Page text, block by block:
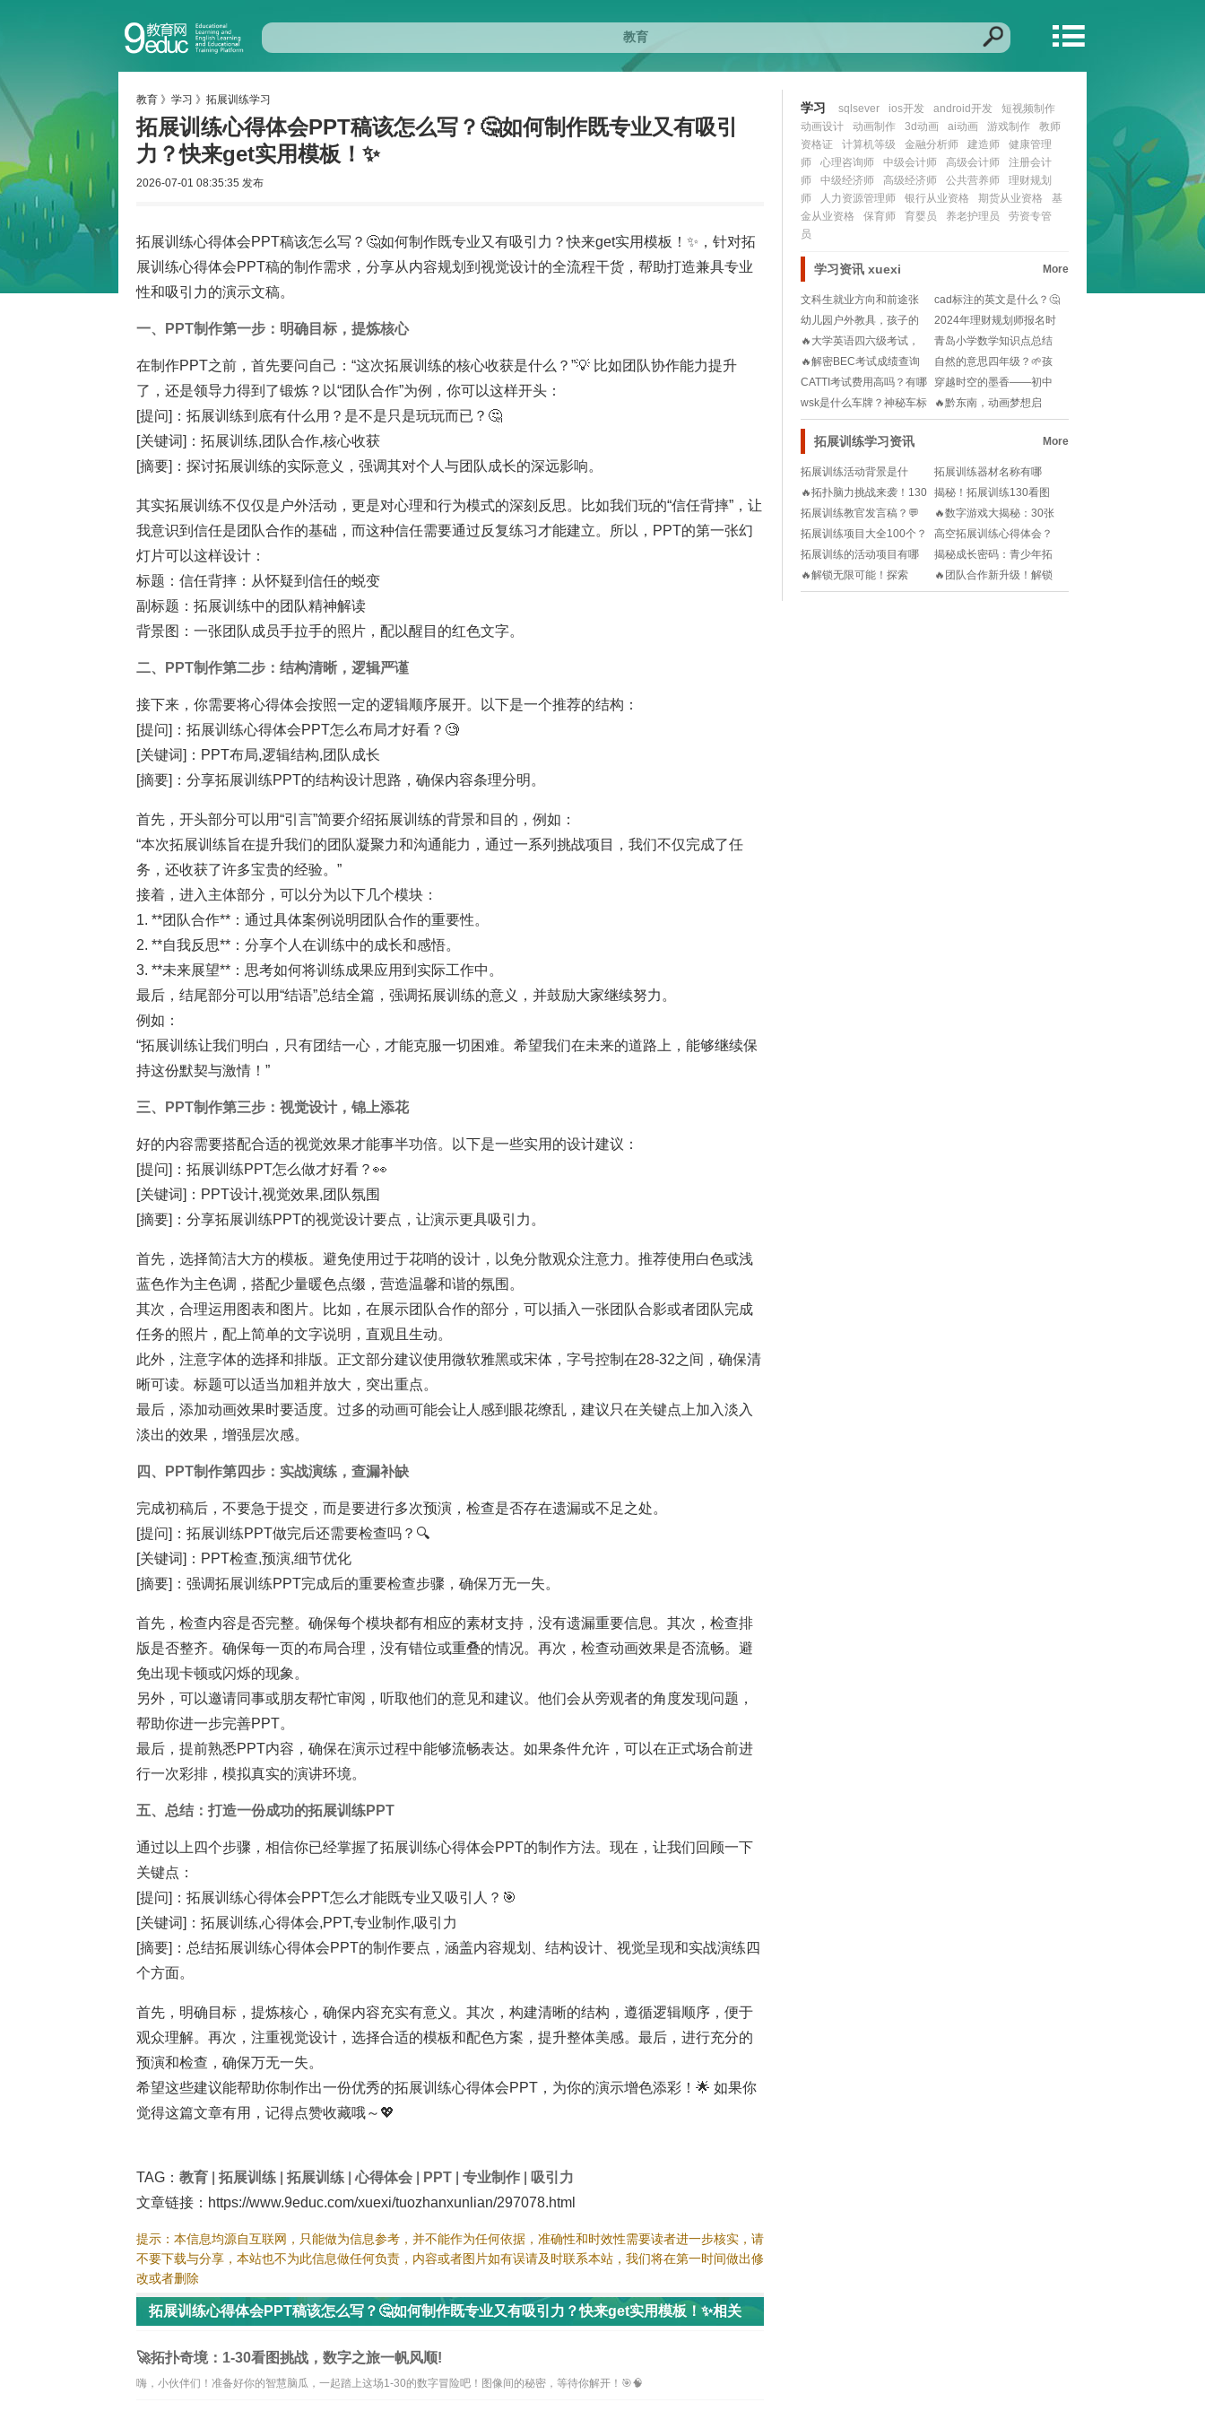
教育 》 学习 》 拓展训练学习
拓展训练心得体会PPT稿该怎么写？🤔如何制作既专业又有吸引
力？快来get实用模板！✨
2026-07-01 08:35:35 发布
拓展训练心得体会PPT稿该怎么写？🤔如何制作既专业又有吸引力？快来get实用模板！✨，针对拓
展训练心得体会PPT稿的制作需求，分享从内容规划到视觉设计的全流程干货，帮助打造兼具专业
性和吸引力的演示文稿。
一、PPT制作第一步：明确目标，提炼核心
在制作PPT之前，首先要问自己：“这次拓展训练的核心收获是什么？”💡 比如团队协作能力提升
了，还是领导力得到了锻炼？以“团队合作”为例，你可以这样开头：
[提问]：拓展训练到底有什么用？是不是只是玩玩而已？🤔
[关键词]：拓展训练,团队合作,核心收获
[摘要]：探讨拓展训练的实际意义，强调其对个人与团队成长的深远影响。
其实拓展训练不仅仅是户外活动，更是对心理和行为模式的深刻反思。比如我们玩的“信任背摔”，让
我意识到信任是团队合作的基础，而这种信任需要通过反复练习才能建立。所以，PPT的第一张幻
灯片可以这样设计：
标题：信任背摔：从怀疑到信任的蜕变
副标题：拓展训练中的团队精神解读
背景图：一张团队成员手拉手的照片，配以醒目的红色文字。
二、PPT制作第二步：结构清晰，逻辑严谨
接下来，你需要将心得体会按照一定的逻辑顺序展开。以下是一个推荐的结构：
[提问]：拓展训练心得体会PPT怎么布局才好看？🧐
[关键词]：PPT布局,逻辑结构,团队成长
[摘要]：分享拓展训练PPT的结构设计思路，确保内容条理分明。
首先，开头部分可以用“引言”简要介绍拓展训练的背景和目的，例如：
“本次拓展训练旨在提升我们的团队凝聚力和沟通能力，通过一系列挑战项目，我们不仅完成了任
务，还收获了许多宝贵的经验。”
接着，进入主体部分，可以分为以下几个模块：
1. **团队合作**：通过具体案例说明团队合作的重要性。
2. **自我反思**：分享个人在训练中的成长和感悟。
3. **未来展望**：思考如何将训练成果应用到实际工作中。
最后，结尾部分可以用“结语”总结全篇，强调拓展训练的意义，并鼓励大家继续努力。
例如：
“拓展训练让我们明白，只有团结一心，才能克服一切困难。希望我们在未来的道路上，能够继续保
持这份默契与激情！”
三、PPT制作第三步：视觉设计，锦上添花
好的内容需要搭配合适的视觉效果才能事半功倍。以下是一些实用的设计建议：
[提问]：拓展训练PPT怎么做才好看？👀
[关键词]：PPT设计,视觉效果,团队氛围
[摘要]：分享拓展训练PPT的视觉设计要点，让演示更具吸引力。
首先，选择简洁大方的模板。避免使用过于花哨的设计，以免分散观众注意力。推荐使用白色或浅
蓝色作为主色调，搭配少量暖色点缀，营造温馨和谐的氛围。
其次，合理运用图表和图片。比如，在展示团队合作的部分，可以插入一张团队合影或者团队完成
任务的照片，配上简单的文字说明，直观且生动。
此外，注意字体的选择和排版。正文部分建议使用微软雅黑或宋体，字号控制在28-32之间，确保清
晰可读。标题可以适当加粗并放大，突出重点。
最后，添加动画效果时要适度。过多的动画可能会让人感到眼花缭乱，建议只在关键点上加入淡入
淡出的效果，增强层次感。
四、PPT制作第四步：实战演练，查漏补缺
完成初稿后，不要急于提交，而是要进行多次预演，检查是否存在遗漏或不足之处。
[提问]：拓展训练PPT做完后还需要检查吗？🔍
[关键词]：PPT检查,预演,细节优化
[摘要]：强调拓展训练PPT完成后的重要检查步骤，确保万无一失。
首先，检查内容是否完整。确保每个模块都有相应的素材支持，没有遗漏重要信息。其次，检查排
版是否整齐。确保每一页的布局合理，没有错位或重叠的情况。再次，检查动画效果是否流畅。避
免出现卡顿或闪烁的现象。
另外，可以邀请同事或朋友帮忙审阅，听取他们的意见和建议。他们会从旁观者的角度发现问题，
帮助你进一步完善PPT。
最后，提前熟悉PPT内容，确保在演示过程中能够流畅表达。如果条件允许，可以在正式场合前进
行一次彩排，模拟真实的演讲环境。
五、总结：打造一份成功的拓展训练PPT
通过以上四个步骤，相信你已经掌握了拓展训练心得体会PPT的制作方法。现在，让我们回顾一下
关键点：
[提问]：拓展训练心得体会PPT怎么才能既专业又吸引人？🎯
[关键词]：拓展训练,心得体会,PPT,专业制作,吸引力
[摘要]：总结拓展训练心得体会PPT的制作要点，涵盖内容规划、结构设计、视觉呈现和实战演练四
个方面。
首先，明确目标，提炼核心，确保内容充实有意义。其次，构建清晰的结构，遵循逻辑顺序，便于
观众理解。再次，注重视觉设计，选择合适的模板和配色方案，提升整体美感。最后，进行充分的
预演和检查，确保万无一失。
希望这些建议能帮助你制作出一份优秀的拓展训练心得体会PPT，为你的演示增色添彩！🌟 如果你
觉得这篇文章有用，记得点赞收藏哦～💖
TAG： 教育 拓展训练 拓展训练 |心得体会 PPT 专业制作
吸引力
文章链接：https://www.9educ.com/xuexi/tuozhanxunlian/297078.html
提示：本信息均源自互联网，只能做为信息参考，并不能作为任何依据，准确性和时效性需要读者进一步核实，请
不要下载与分享，本站也不为此信息做任何负责，内容或者图片如有误请及时联系本站，我们将在第一时间做出修
改或者删除
拓展训练心得体会PPT稿该怎么写？🤔如何制作既专业又有吸引力？快来get实用模板！✨相关
🚀拓扑奇境：1-30看图挑战，数字之旅一帆风顺!
嗨，小伙伴们！准备好你的智慧脑瓜，一起踏上这场1-30的数字冒险吧！图像间的秘密，等待你解开！🎯🧠
学习 sqlsever ios开发 android开发
短视频制作
动画设计
动画制作 3d动画 ai动画 游戏制作
教师
资格证
计算机等级 金融分析师 建造师
健康管理
师
心理咨询师 中级会计师 高级会计师
注册会计
师
中级经济师 高级经济师 公共营养师
理财规划
师
人力资源管理师 银行从业资格 期货从业资格
基
金从业资格
保育师 育婴员 养老护理员
劳资专管
员
学习资讯 xuexi More
文科生就业方向和前途张
雪峰？🎓就业迷茫党
cad标注的英文是什么？🤔
设计图纸必备术
幼儿园户外教具，孩子的
快乐学习乐园🌳!
2024年理财规划师报名时
间是啥时候？不
🔥大学英语四六级考试，
你的报名时间来了！
青岛小学数学知识点总结
大全？📚涵盖1-6
🔥解密BEC考试成绩查询
大作战：步骤指南
自然的意思四年级？🌱孩
子怎么理解更好？💡
CATTI考试费用高吗？有哪
些语种可选？
穿越时空的墨香——初中
语文课本里的文化瑰
wsk是什么车牌？神秘车标
背后隐藏哪些教
🔥黔东南，动画梦想启
航！🎨——揭秘202
拓展训练学习资讯 More
拓展训练活动背景是什
么？🧐如何让活动更有意
义？🔥
拓展训练器材名称有哪
些？户外锻炼神器了解一
下！💪🏃‍♀️
🔥拓扑脑力挑战来袭！130
看图找数字，解锁你的思
维密码🔑
揭秘！拓展训练130看图
8：一幅画里的无限可能!
拓展训练教官发言稿？💬
如何点燃团队激情？教官
必备干货来了🔥
🔥数字游戏大揭秘：30张
图片，解锁排序挑战赛🏆
拓展训练项目大全100个？
🤔户外活动和团队合作项
目怎么选？👀
高空拓展训练心得体会？
💪如何克服恐惧？快来学
习！
拓展训练的活动项目有哪
些？💪户外挑战如何激发
潜能？快来解锁新玩法！
揭秘成长密码：青少年拓
展训练营，它究竟属于哪
类小组?
🔥解锁无限可能！探索
2025年最佳拓展训练网站
🔥团队合作新升级！解锁
2024年最燃团队拓展训练